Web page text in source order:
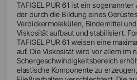
TAFIGEL PUR 61 ist ein
der durch die Bildung eines
Verdickermolekülen, Bindemittel
Viskosität aufbaut und stabilisiert.
TAFIGEL PUR 61 weisen eine
auf. Die Viskosität wird vor allem im
Schergeschwindigkeitsbereich
elastische Komponente zu